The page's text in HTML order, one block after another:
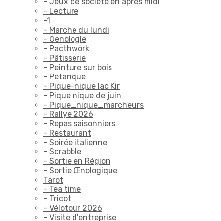
- Lecture
-1
- Marche du lundi
- Oenologie
- Pacthwork
- Pâtisserie
- Peinture sur bois
- Pétanque
- Pique-nique lac Kir
- Pique nique de juin
- Pique_nique_marcheurs
- Rallye 2026
- Repas saisonniers
- Restaurant
- Soirée italienne
- Scrabble
- Sortie en Région
- Sortie Œnologique
Tarot
- Tea time
- Tricot
- Vélotour 2026
- Visite d'entreprise